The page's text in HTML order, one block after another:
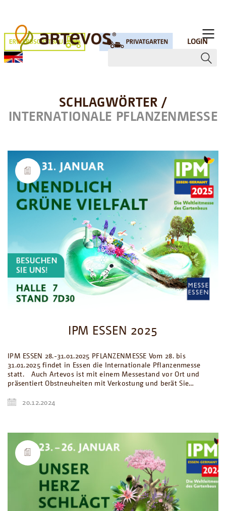
LOGIN
SCHLAGWÖRTER /
INTERNATIONALE PFLANZENMESSE
IPM ESSEN 2025
IPM ESSEN 28.-31.01.2025 PFLANZENMESSE Vom 28. bis
31.01.2025 findet in Essen die Internationale Pflanzenmesse
statt. Auch Artevos ist mit einem Messestand vor Ort und
präsentiert Obstneuheiten mit Verkostung und berät Sie…
20.12.2024